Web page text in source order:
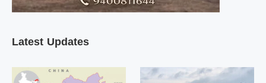
Latest Updates